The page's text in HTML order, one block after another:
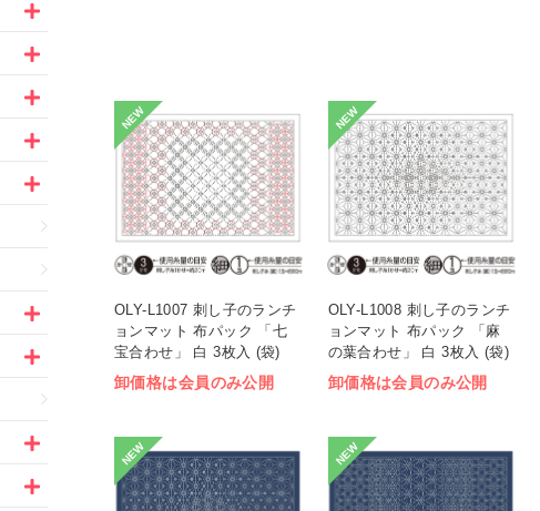
NEW
OLY-L1007 刺し子のランチ
ョンマット 布パック 「七
宝合わせ」 白 3枚入 (袋)
卸価格は会員のみ公開
NEW
OLY-L1008 刺し子のランチ
ョンマット 布パック 「麻
の葉合わせ」 白 3枚入 (袋)
卸価格は会員のみ公開
NEW NEW